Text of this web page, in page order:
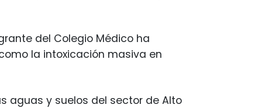
del Colegio Médico ha
la intoxicación masiva en
aguas y suelos del sector de Alto